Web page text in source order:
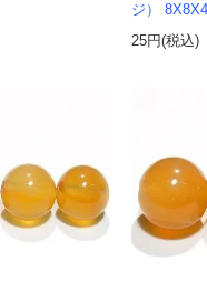
ジ）
25円(税込)